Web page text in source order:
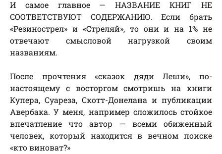
И самое главное — НАЗВАНИЕ КНИГ НЕ
СООТВЕТСТВУЮТ СОДЕРЖАНИЮ. Если брать
«Резинострел» и «Стреляй», то они и на 1% не
отвечают смысловой нагрузкой своим
названиям.
После прочтения «сказок дяди Леши», по-
настоящему с восторгом смотришь на книги
Купера, Суареза, Скотт-Донелана и публикации
Авербака. У меня, например сложилось стойкое
впечатление что автор — всеми обиженный
человек, который находится в вечном поиске
«кто виноват?»